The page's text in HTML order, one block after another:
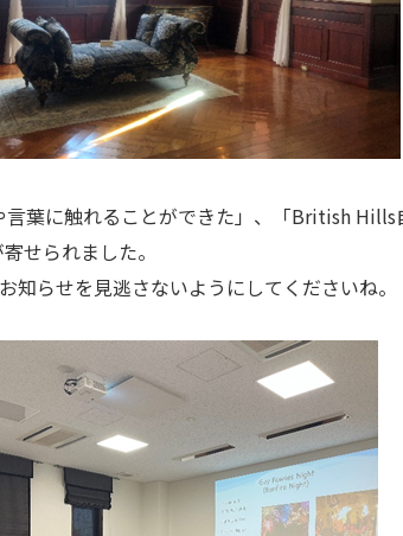
葉に触れることができた」、「British Hills
せられました。
らせを見逃さないようにしてくださいね。